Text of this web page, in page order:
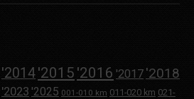
'2014'2015 '2016 '2017 '2018
'2023 '2025 001-010 km 011-020 km 021-